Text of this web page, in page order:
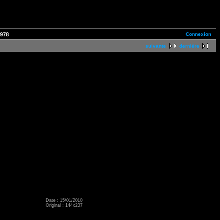
Connexion
suivante dernière
Date : 15/01/2010
Original : 144x237